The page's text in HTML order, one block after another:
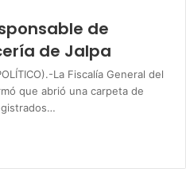
de
de Jalpa
La Fiscalía General del
que abrió una carpeta de